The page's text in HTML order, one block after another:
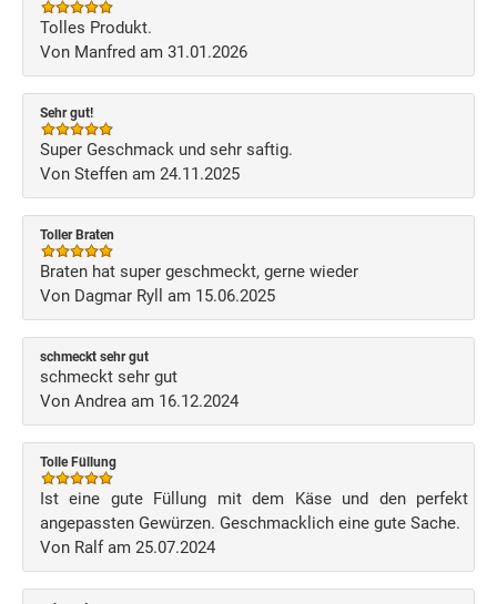
Tolles Produkt.
Von Manfred am 31.01.2026
Sehr gut!
Super Geschmack und sehr saftig.
Von Steffen am 24.11.2025
Toller Braten
Braten hat super geschmeckt, gerne wieder
Von Dagmar Ryll am 15.06.2025
schmeckt sehr gut
schmeckt sehr gut
Von Andrea am 16.12.2024
Tolle Füllung
Ist eine gute Füllung mit dem Käse und den perfekt
angepassten Gewürzen. Geschmacklich eine gute Sache.
Von Ralf am 25.07.2024